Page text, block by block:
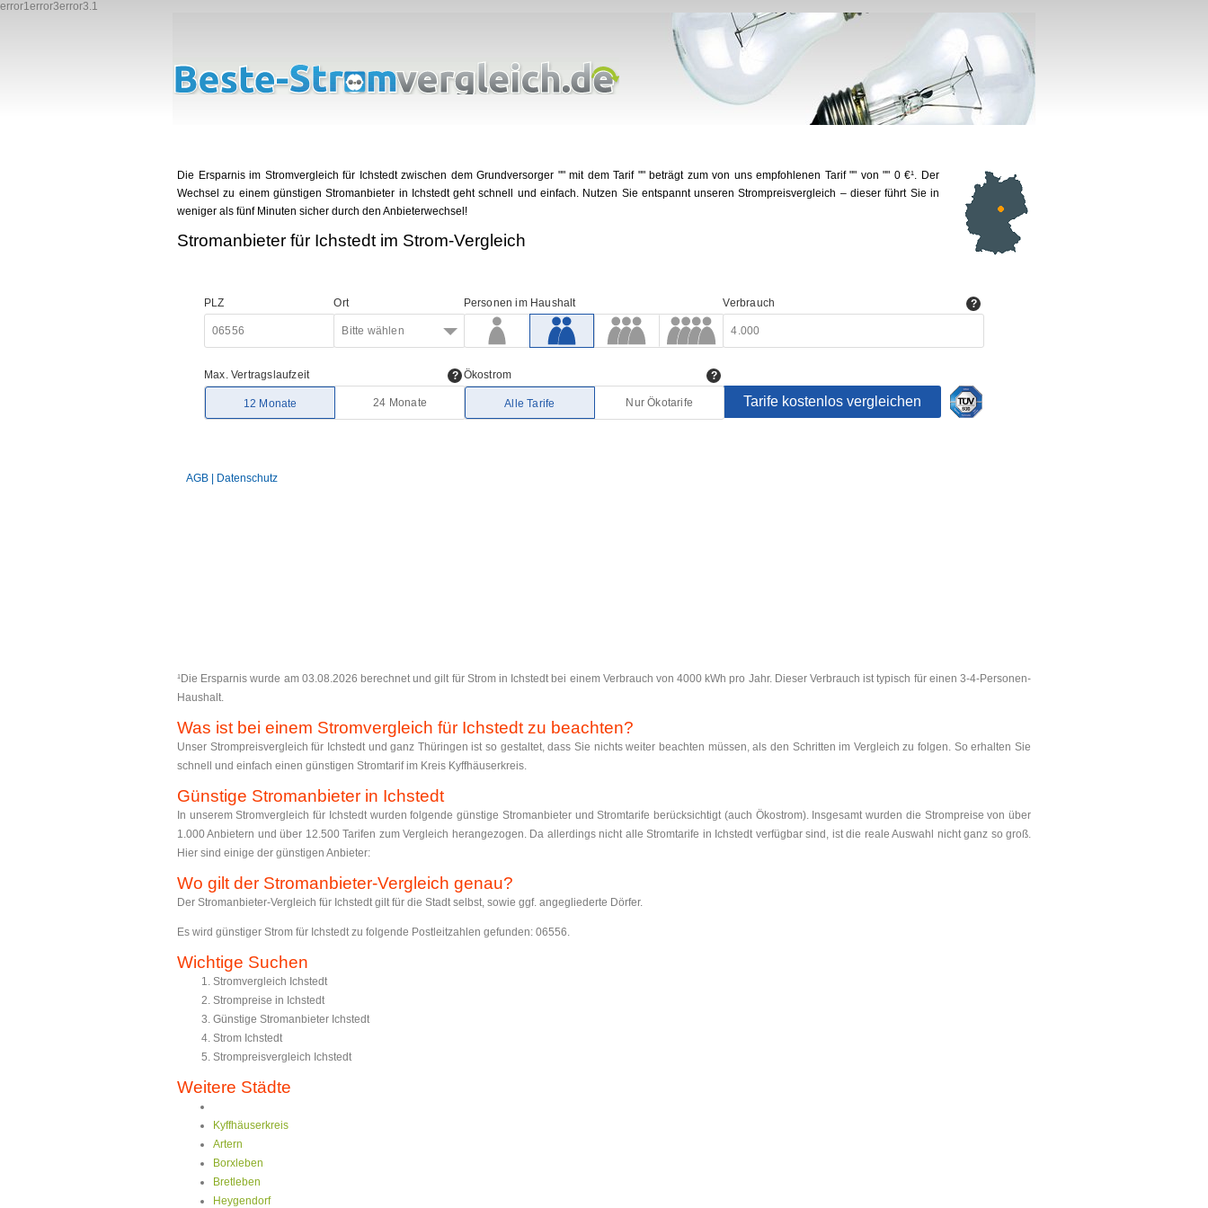
error1error3error3.1
Die Ersparnis im Stromvergleich für Ichstedt zwischen dem Grundversorger "" mit dem Tarif "" beträgt zum von uns empfohlenen Tarif "" von "" 0 €¹. Der
Wechsel zu einem günstigen Stromanbieter in Ichstedt geht schnell und einfach. Nutzen Sie entspannt unseren Strompreisvergleich – dieser führt Sie in
weniger als fünf Minuten sicher durch den Anbieterwechsel!
Stromanbieter für Ichstedt im Strom-Vergleich
¹Die Ersparnis wurde am 03.08.2026 berechnet und gilt für Strom in Ichstedt bei einem Verbrauch von 4000 kWh pro Jahr. Dieser Verbrauch ist typisch für einen 3-4-Personen-
Haushalt.
Was ist bei einem Stromvergleich für Ichstedt zu beachten?
Unser Strompreisvergleich für Ichstedt und ganz Thüringen ist so gestaltet, dass Sie nichts weiter beachten müssen, als den Schritten im Vergleich zu folgen. So erhalten Sie
schnell und einfach einen günstigen Stromtarif im Kreis Kyffhäuserkreis.
Günstige Stromanbieter in Ichstedt
In unserem Stromvergleich für Ichstedt wurden folgende günstige Stromanbieter und Stromtarife berücksichtigt (auch Ökostrom). Insgesamt wurden die Strompreise von über
1.000 Anbietern und über 12.500 Tarifen zum Vergleich herangezogen. Da allerdings nicht alle Stromtarife in Ichstedt verfügbar sind, ist die reale Auswahl nicht ganz so groß.
Hier sind einige der günstigen Anbieter:
Wo gilt der Stromanbieter-Vergleich genau?
Der Stromanbieter-Vergleich für Ichstedt gilt für die Stadt selbst, sowie ggf. angegliederte Dörfer.
Es wird günstiger Strom für Ichstedt zu folgende Postleitzahlen gefunden: 06556.
Wichtige Suchen
Stromvergleich Ichstedt
Strompreise in Ichstedt
Günstige Stromanbieter Ichstedt
Strom Ichstedt
Strompreisvergleich Ichstedt
Weitere Städte
Kyffhäuserkreis
Artern
Borxleben
Bretleben
Heygendorf